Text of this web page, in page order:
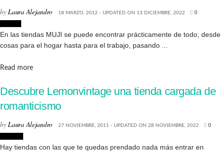
by Laura Alejandro 18 MARZO, 2012 - UPDATED ON 13 DICIEMBRE, 2022 0
En las tiendas MUJI se puede encontrar prácticamente de todo; desde
cosas para el hogar hasta para el trabajo, pasando ...
Read moreDetails
Descubre Lemonvintage una tienda cargada de
romanticismo
byLaura Alejandro 27 NOVIEMBRE, 2011 - UPDATED ON 28 NOVIEMBRE, 2022 0
Hay tiendas con las que te quedas prendado nada más entrar en